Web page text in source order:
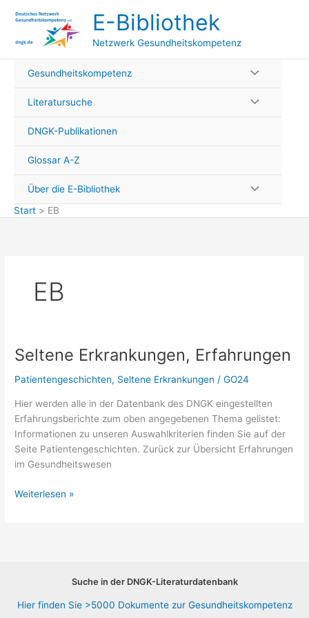
Inhalt
E-Bibliothek
Netzwerk Gesundheitskompetenz
Gesundheitskompetenz
Literatursuche
DNGK-Publikationen
Glossar A-Z
Über die E-Bibliothek
Start
EB
EB
Seltene Erkrankungen, Erfahrungen
Patientengeschichten, Seltene Erkrankungen /GO24
Hier werden alle in der Datenbank des DNGK eingestellten
Erfahrungsberichte zum oben angegebenen Thema gelistet:
Informationen zu unseren Auswahlkriterien finden Sie auf der
Seite Patientengeschichten. Zurück zur Übersicht Erfahrungen
im Gesundheitswesen
Seltene
Weiterlesen »
Suche in der DNGK-Literaturdatenbank
Hier finden Sie >5000 Dokumente zur Gesundheitskompetenz